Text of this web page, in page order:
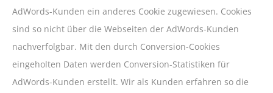
AdWords-Kunden ein anderes Cookie zugewiesen. Cookies
sind so nicht über die Webseiten der AdWords-Kunden
nachverfolgbar. Mit den durch Conversion-Cookies
eingeholten Daten werden Conversion-Statistiken für
AdWords-Kunden erstellt. Wir als Kunden erfahren so die